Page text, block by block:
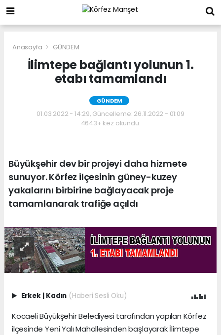
Anasayfa GÜNDEM
İlimtepe bağlantı yolunun 1.
etabı tamamlandı
GÜNDEM
01.03.2022 - 14:29, Güncelleme: 26.11.2022 - 01:09
4643+ kez okundu.
Büyükşehir dev bir projeyi daha hizmete
sunuyor. Körfez ilçesinin güney-kuzey
yakalarını birbirine bağlayacak proje
tamamlanarak trafiğe açıldı
Erkek Kadın (Haberi Sesli Oku)
Kocaeli Büyükşehir Belediyesi tarafından yapılan Körfez
ilçesinde Yeni Yalı Mahallesinden başlayarak İlimtepe